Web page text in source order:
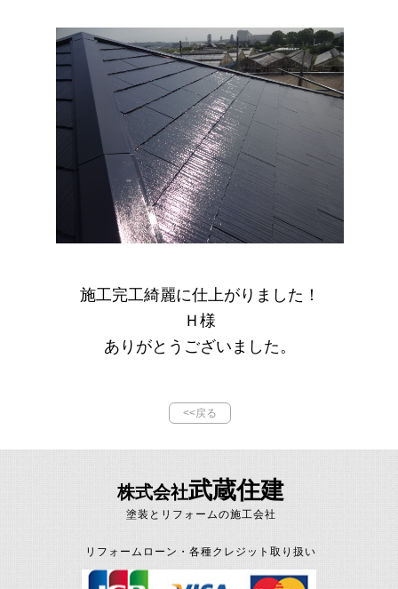
施工完工綺麗に仕上がりました！
Ｈ様
ありがとうございました。
<<戻る
塗装とリフォームの施工会社
株式会社武蔵住建
リフォームローン・各種クレジット取り扱い